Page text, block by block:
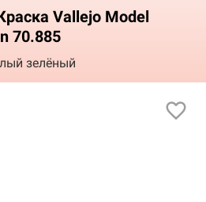
Vallejo Model
70.885
зелёный